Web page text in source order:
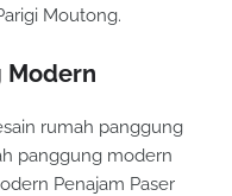
Moutong.
Modern
rumah panggung
panggung modern
Penajam Paser